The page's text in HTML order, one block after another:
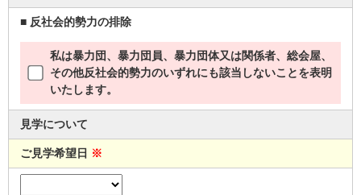
■ 反社会的勢力の排除
私は暴力団、暴力団員、暴力団体又は関係者、総会屋、
その他反社会的勢力のいずれにも該当しないことを表明
いたします。
見学について
ご見学希望日 ※